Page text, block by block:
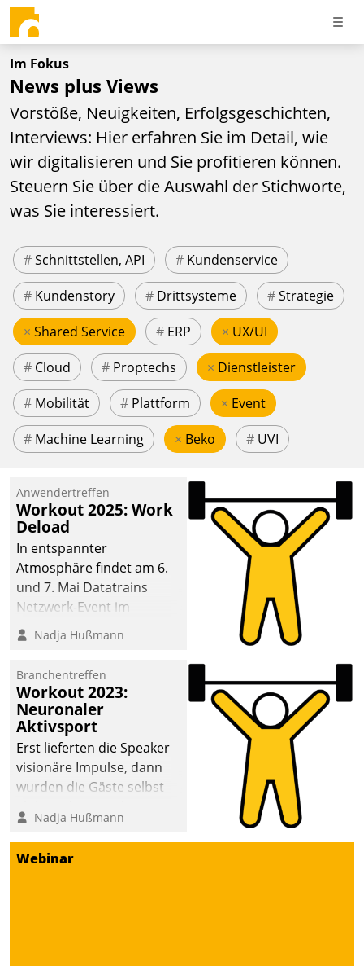
Im Fokus
News plus Views
Vorstöße, Neuigkeiten, Erfolgsgeschichten,
Interviews: Hier erfahren Sie im Detail, wie
wir digitalisieren und Sie profitieren können.
Steuern Sie über die Auswahl der Stichworte,
was Sie interessiert.
#Schnittstellen, API # Kundenservice
# Kundenstory # Drittsysteme #Strategie
× Shared Service # ERP × UX/UI
# Cloud # Proptechs × Dienstleister
# Mobilität # Plattform × Event
# Machine Learning × Beko # UVI
Anwendertreffen
Workout 2025: Work
Deload
In entspannter
Atmosphäre findet am 6.
und 7. Mai Datatrains
Netzwerk-Event im
Kunden- und Partnerkreis
statt. Zentrale Frage: Wie
Mammutprojekte
meistern und Workloads
wuppen – bei zunehmend
anspruchsvollen
Aufgaben und
abnehmendem
Nadja Hußmann
Branchentreffen
Workout 2023:
Neuronaler
Aktivsport
Erst lieferten die Speaker
visionäre Impulse, dann
wurden die Gäste selbst
methodisch
Vernetzungsideen fürs
Quartier. Dazwischen
Nadja Hußmann
Webinar